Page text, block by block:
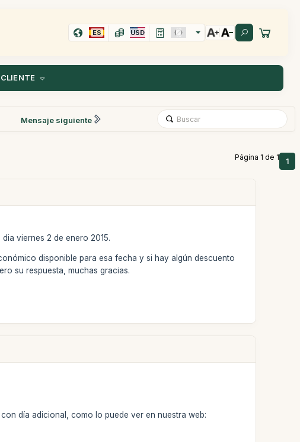
ES USD
Mensaje siguiente
Página 1 de 1 1
viernes 2 de enero 2015.
disponible para esa fecha y si hay algún descuento
su respuesta, muchas gracias.
día adicional, como lo puede ver en nuestra web: